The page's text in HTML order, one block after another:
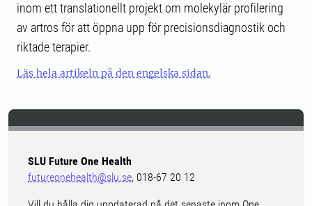
inom ett translationellt projekt om molekylär profilering
av artros för att öppna upp för precisionsdiagnostik och
riktade terapier.
Läs hela artikeln på den engelska sidan.
SLU Future One Health
futureonehealth@slu.se, 018-67 20 12